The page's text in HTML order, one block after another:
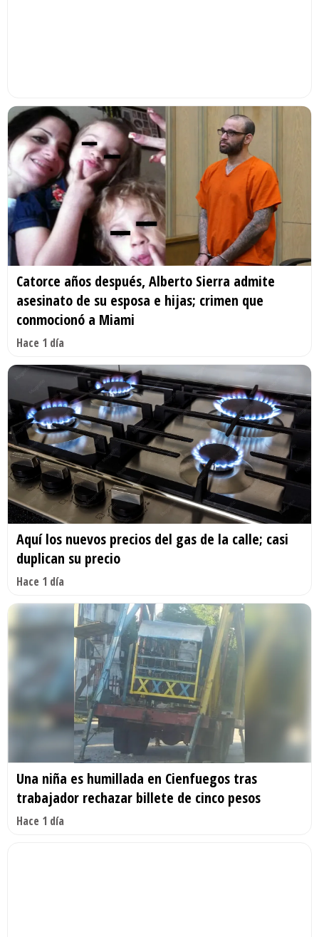
Catorce años después, Alberto Sierra admite
asesinato de su esposa e hijas; crimen que
conmocionó a Miami
Hace 1 día
Aquí los nuevos precios del gas de la calle; casi
duplican su precio
Hace 1 día
Una niña es humillada en Cienfuegos tras
trabajador rechazar billete de cinco pesos
Hace 1 día